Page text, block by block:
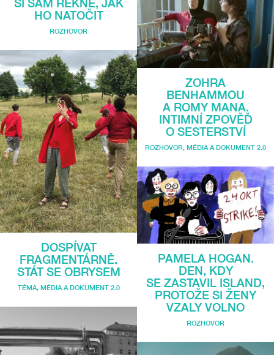
SI SÁM ŘEKNE, JAK
HO NATOČIT
ROZHOVOR
DOSPÍVAT
FRAGMENTÁRNĚ.
STÁT SE OBRYSEM
TÉMA, MÉDIA A DOKUMENT 2.0
ZOHRA
BENHAMMOU
A ROMY MANA.
INTIMNÍ ZPOVĚĎ
O SESTERSTVÍ
ROZHOVOR, MÉDIA A DOKUMENT 2.0
PAMELA HOGAN.
DEN, KDY
SE ZASTAVIL ISLAND,
PROTOŽE SI ŽENY
VZALY VOLNO
ROZHOVOR